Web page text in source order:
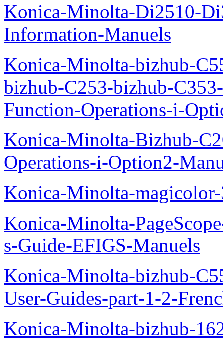
Konica-Minolta-Di2510-
Information-Manuels
Konica-Minolta-bizhub-
bizhub-C253-bizhub-
Function-Operations-i-
Konica-Minolta-Bizhub-
Operations-i-Option2-
Konica-Minolta-
Konica-Minolta-
s-Guide-EFIGS-Manuels
Konica-Minolta-bizhub-
User-Guides-part-1-2-
Konica-Minolta-bizhub-